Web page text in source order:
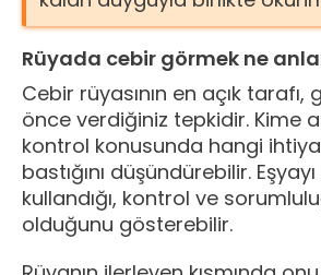
Rüyada cebir görmek ne
Cebir rüyasının en açık
önce verdiğiniz tepkidir. Kime
kontrol konusunda hangi
bastığını düşündürebilir.
kullandığı, kontrol ve
olduğunu gösterebilir.